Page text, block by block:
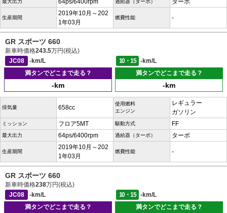
最大出力 64ps/6400rpm 過給器（ターボ） ターボ
生産期間
2019年10月～202
1年03月
燃費性能 -
GR スポーツ 660
新車時価格243.5万円(税込)
JC08
-km/L 10・15
-km/L
満タンでどこまで走る？
-km
満タンでどこまで走る？
-km
排気量 658cc
使用燃料
エンジン
レギュラー
ガソリン
ミッション フロア5MT 駆動方式 FF
最大出力 64ps/6400rpm 過給器（ターボ） ターボ
生産期間
2019年10月～202
1年03月
燃費性能 -
GR スポーツ 660
新車時価格238万円(税込)
JC08
-km/L 10・15
-km/L
満タンでどこまで走る？
満タンでどこまで走る？